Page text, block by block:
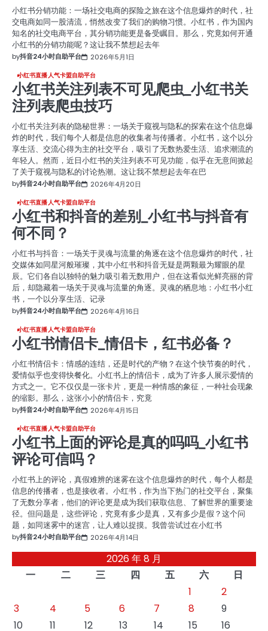
小红书分销功能：一场社交电商的探险之旅在这个信息爆炸的时代，社
交电商如同一股清流，悄然改变了我们的购物习惯。小红书，作为国内
知名的社交电商平台，其分销功能更是备受瞩目。那么，究竟如何开通
小红书的分销功能呢？这让我不禁想起去年
by抖音24小时自助平台 2026年5月1日
小红书直播人气卡盟自助平台
小红书关注列表不可见爬虫_小红书关
注列表爬虫技巧
小红书关注列表的隐秘世界：一场关于窥视与隐私的探索在这个信息爆
炸的时代，我们每个人都是信息的收集者与传播者。小红书，这个以分
享生活、交流心得为主的社交平台，吸引了无数热爱生活、追求潮流的
年轻人。然而，近日小红书的关注列表不可见功能，似乎在无意间掀起
了关于窥视与隐私的讨论热潮。这让我不禁想起去年在巴
by抖音24小时自助平台 2026年4月20日
小红书直播人气卡盟自助平台
小红书和抖音的差别_小红书与抖音有
何不同？
小红书与抖音：一场关于灵魂与流量的角逐在这个信息爆炸的时代，社
交媒体如同星河般璀璨，其中小红书和抖音无疑是两颗最为耀眼的星
辰。它们各自以独特的魅力吸引着无数用户，但在这看似光鲜亮丽的背
后，却隐藏着一场关于灵魂与流量的角逐。灵魂的栖息地：小红书小红
书，一个以分享生活、记录
by抖音24小时自助平台 2026年4月16日
小红书直播人气卡盟自助平台
小红书情侣卡_情侣卡，红书必备？
小红书情侣卡：情感的连结，还是时代的产物？在这个快节奏的时代，
爱情似乎也变得快餐化。小红书上的情侣卡，成为了许多人展示爱情的
方式之一。它不仅仅是一张卡片，更是一种情感的象征，一种社会现象
的缩影。那么，这张小小的情侣卡，究竟
by抖音24小时自助平台 2026年4月15日
小红书直播人气卡盟自助平台
小红书上面的评论是真的吗吗_小红书
评论可信吗？
小红书上的评论，真假难辨的迷雾在这个信息爆炸的时代，每个人都是
信息的传播者，也是接收者。小红书，作为当下热门的社交平台，聚集
了无数分享者，他们的评论更是成为我们获取信息、了解世界的重要途
径。但问题是，这些评论，究竟有多少是真，又有多少是假？这个问
题，如同迷雾中的迷宫，让人难以捉摸。我曾尝试过在小红书
by抖音24小时自助平台 2026年4月14日
2026 年 8 月
一
二 三 四 五 六
日
1
2
3
4 5 6 7 8
9
10
11 12 13 14 15 16